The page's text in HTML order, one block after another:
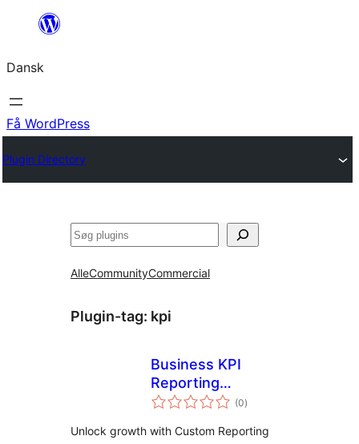
Spring
indhold
Dansk
Få WordPress
Plugin Directory
Søg
AlleCommunityCommercial
Plugin-tag: kpi
Business KPI
Reporting
Dashboard
(0totale
bedømmelser
)
Unlock growth with Custom Reporting